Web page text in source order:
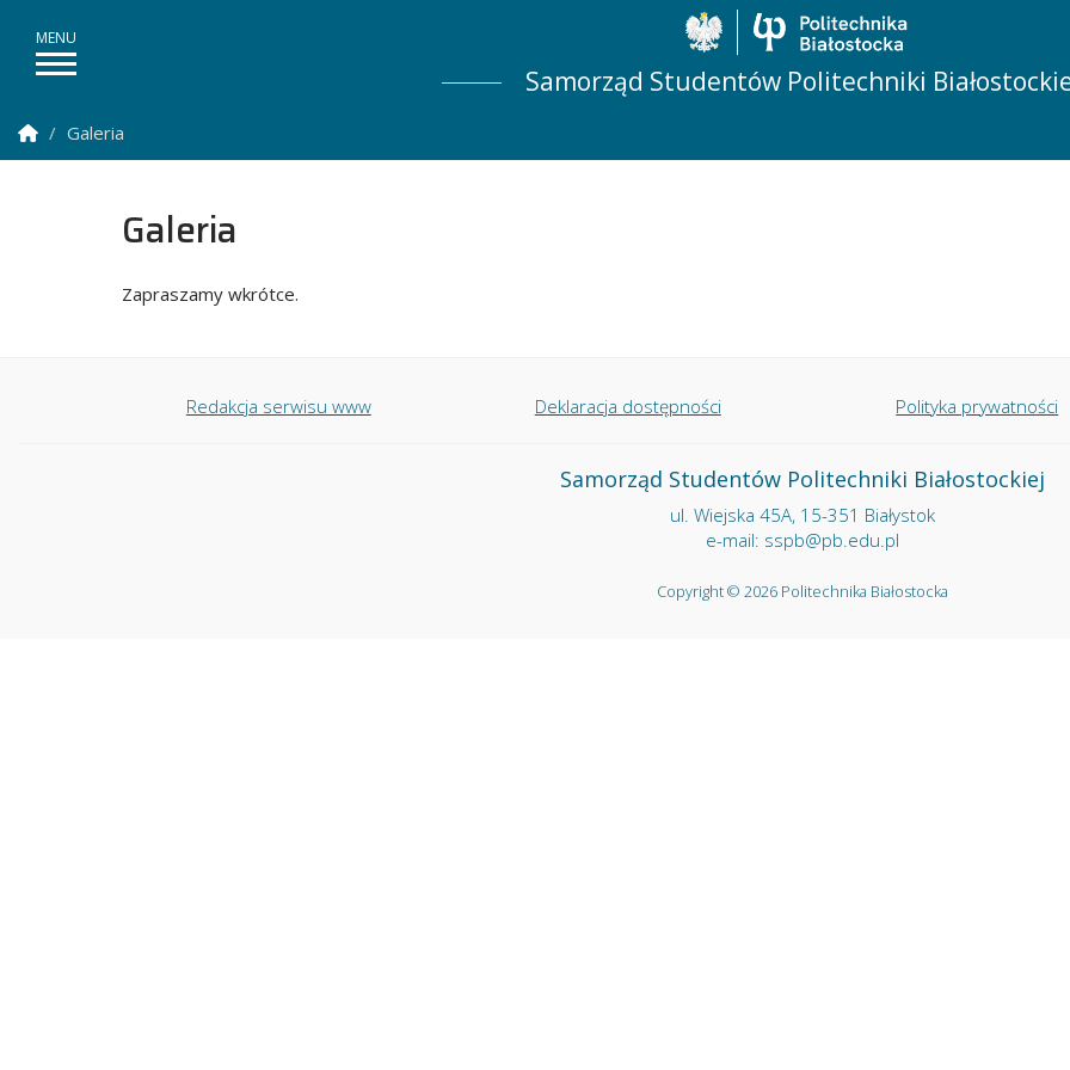
Samorząd Studentów Politechniki
Strona Główna
Galeria
Galeria
Zapraszamy wkrótce.
Redakcja serwisu www Deklaracja dostępności Polityka prywatności
Samorząd Studentów Politechniki Białostockiej
ul. Wiejska 45A, 15-351 Białystok
e-mail: sspb@pb.edu.pl
Copyright © 2026 Politechnika Białostocka